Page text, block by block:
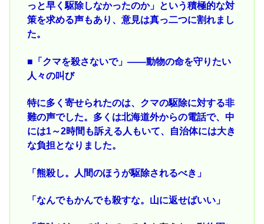
っと早く駆除しなかったのか」という積極的な対
策を求める声もあり、意見は真っ二つに割れまし
た。
■「クマを殺さないで」――動物の命を守りたい
人々の叫び
特に多く寄せられたのは、クマの駆除に対する非
難の声でした。多くは北海道外からの電話で、中
には1～2時間も訴える人もいて、自治体には大き
な負担となりました。
「熊殺し。人間のほうが駆除されるべき」
「なんでもかんでも殺すな。山に返せばいい」